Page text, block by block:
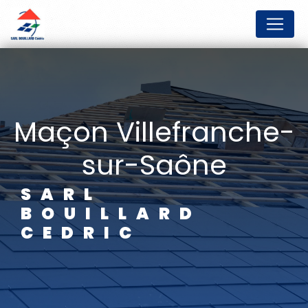
maçon Villefranche-
sur-Saône
SARL
BOUILLARD
CEDRIC
Panneau de gestion des cookies